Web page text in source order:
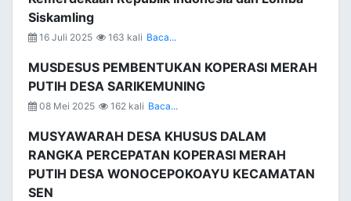
Siskamling
16 Juli 2025 163 kali Baca...
MUSDESUS PEMBENTUKAN KOPERASI MERAH
PUTIH DESA SARIKEMUNING
08 Mei 2025 162 kali Baca...
MUSYAWARAH DESA KHUSUS DALAM
RANGKA PERCEPATAN KOPERASI MERAH
PUTIH DESA WONOCEPOKOAYU KECAMATAN
SEN